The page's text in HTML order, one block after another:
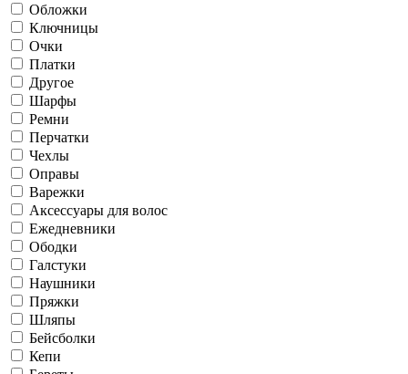
Обложки
Ключницы
Очки
Платки
Другое
Шарфы
Ремни
Перчатки
Чехлы
Оправы
Варежки
Аксессуары для волос
Ежедневники
Ободки
Галстуки
Наушники
Пряжки
Шляпы
Бейсболки
Кепи